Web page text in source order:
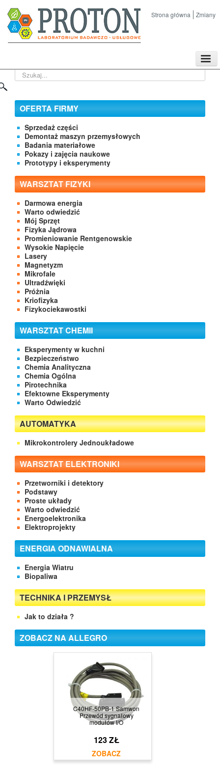
Strona główna Zmiany
Kontakt
Szukaj...
OFERTA FIRMY
Sprzedaż części
Demontaż maszyn przemysłowych
Badania materiałowe
Pokazy i zajęcia naukowe
Prototypy i eksperymenty
WARSZTAT FIZYKI
Darmowa energia
Warto odwiedzić
Mój Sprzęt
Fizyka Jądrowa
Promieniowanie Rentgenowskie
Wysokie Napięcie
Lasery
Magnetyzm
Mikrofale
Ultradźwięki
Próżnia
Kriofizyka
Fizykociekawostki
WARSZTAT CHEMII
Eksperymenty w kuchni
Bezpieczeństwo
Chemia Analityczna
Chemia Ogólna
Pirotechnika
Efektowne Eksperymenty
Warto Odwiedzić
AUTOMATYKA
Mikrokontrolery Jednoukładowe
WARSZTAT ELEKTRONIKI
Przetworniki i detektory
Podstawy
Proste układy
Warto odwiedzić
Energoelektronika
Elektroprojekty
ENERGIA ODNAWIALNA
Energia Wiatru
Biopaliwa
TECHNIKA I PRZEMYSŁ
Jak to działa ?
ZOBACZ NA ALLEGRO
C40HF-50PB-1 Samwon
Przewód sygnałowy
modułów I/O
123 ZŁ